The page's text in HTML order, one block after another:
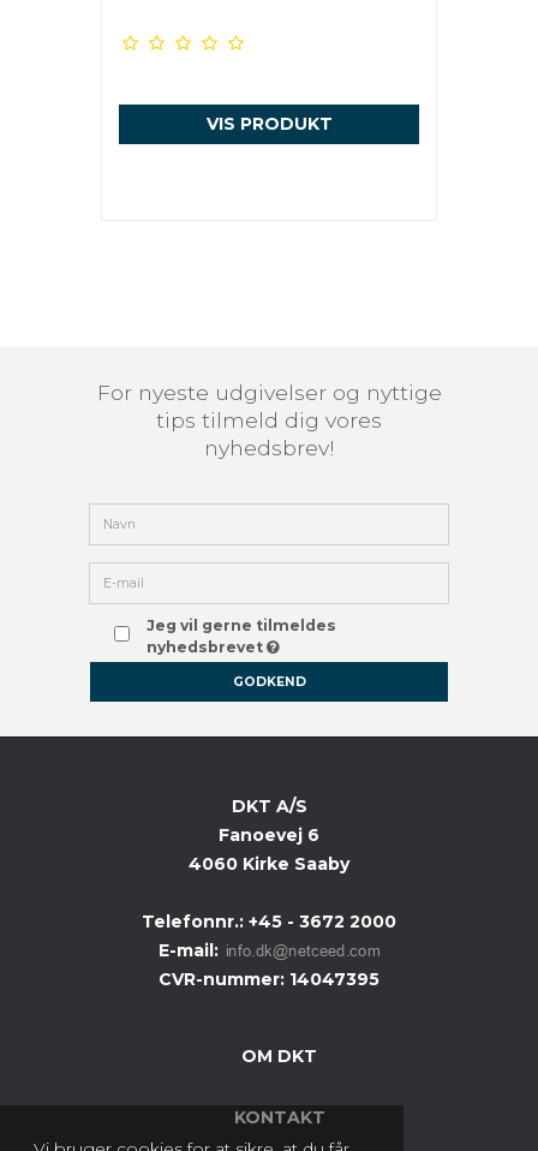
VIS PRODUKT
For nyeste udgivelser og nyttige
tips tilmeld dig vores
nyhedsbrev!
Jeg vil gerne tilmeldes
nyhedsbrevet
GODKEND
DKT A/S
Fanoevej 6
4060 Kirke Saaby
Telefonnr.: +45 - 3672 2000
E-mail:
CVR-nummer: 14047395
OM DKT
KONTAKT